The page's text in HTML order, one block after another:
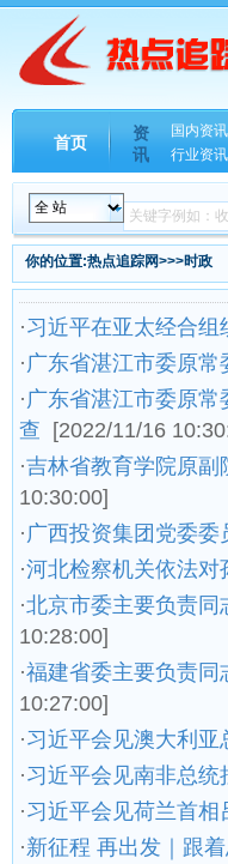
首页
资
讯
国内资讯
行业资讯
你的位置:热点追踪网>>>时政
·习近平在亚太经合
·广东省湛江市委原
·广东省湛江市委原
查 [2022/11/16
·吉林省教育学院原
10:30:00]
·广西投资集团党委
·河北检察机关依法
·北京市委主要负责
10:28:00]
·福建省委主要负责
10:27:00]
·习近平会见澳大利亚
·习近平会见南非总统
·习近平会见荷兰首相
·新征程 再出发｜跟